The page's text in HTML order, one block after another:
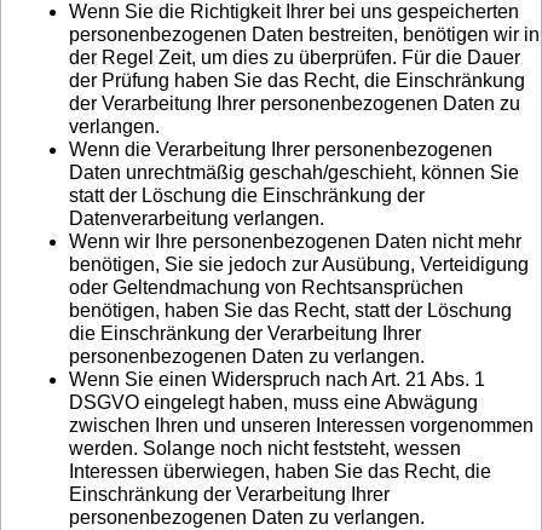
Wenn Sie die Richtigkeit Ihrer bei uns gespeicherten
personenbezogenen Daten bestreiten, benötigen wir in
der Regel Zeit, um dies zu überprüfen. Für die Dauer
der Prüfung haben Sie das Recht, die Einschränkung
der Verarbeitung Ihrer personenbezogenen Daten zu
verlangen.
Wenn die Verarbeitung Ihrer personenbezogenen
Daten unrechtmäßig geschah/geschieht, können Sie
statt der Löschung die Einschränkung der
Datenverarbeitung verlangen.
Wenn wir Ihre personenbezogenen Daten nicht mehr
benötigen, Sie sie jedoch zur Ausübung, Verteidigung
oder Geltendmachung von Rechtsansprüchen
benötigen, haben Sie das Recht, statt der Löschung
die Einschränkung der Verarbeitung Ihrer
personenbezogenen Daten zu verlangen.
Wenn Sie einen Widerspruch nach Art. 21 Abs. 1
DSGVO eingelegt haben, muss eine Abwägung
zwischen Ihren und unseren Interessen vorgenommen
werden. Solange noch nicht feststeht, wessen
Interessen überwiegen, haben Sie das Recht, die
Einschränkung der Verarbeitung Ihrer
personenbezogenen Daten zu verlangen.